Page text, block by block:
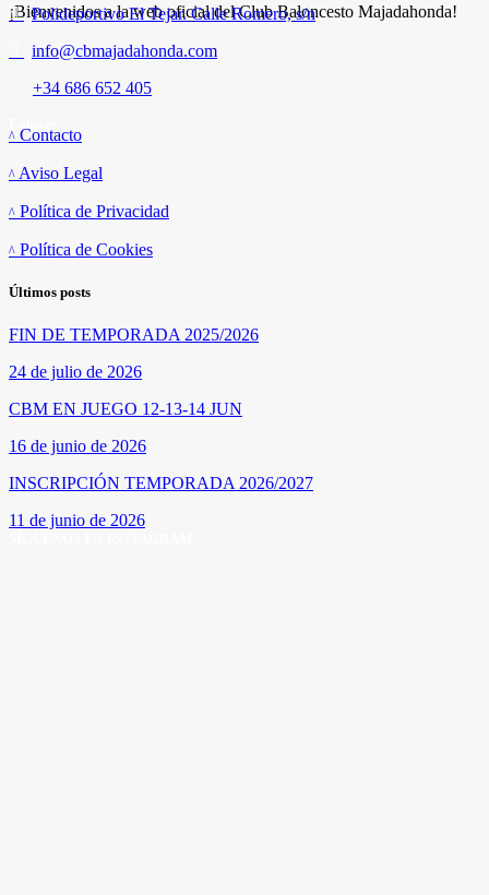
¡Bienvenidos a la web oficial del Club Baloncesto Majadahonda!
Polideportivo El Tejar. Calle Romero, s/n
info@cbmajadahonda.com
+34 686 652 405
Contacto
Aviso Legal
Política de Privacidad
Política de Cookies
Últimos posts
FIN DE TEMPORADA 2025/2026
24 de julio de 2026
CBM EN JUEGO 12-13-14 JUN
16 de junio de 2026
INSCRIPCIÓN TEMPORADA 2026/2027
11 de junio de 2026